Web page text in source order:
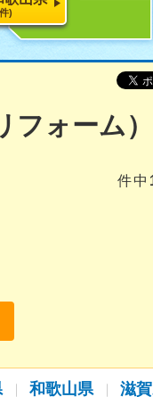
)
ォーム）
件中
和歌山県 滋